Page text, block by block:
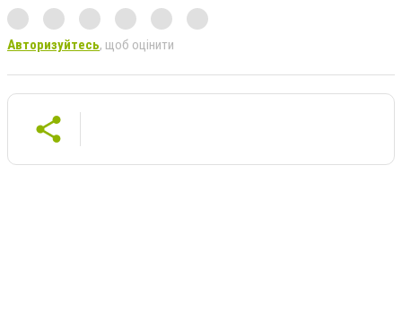
Авторизуйтесь, щоб оцінити